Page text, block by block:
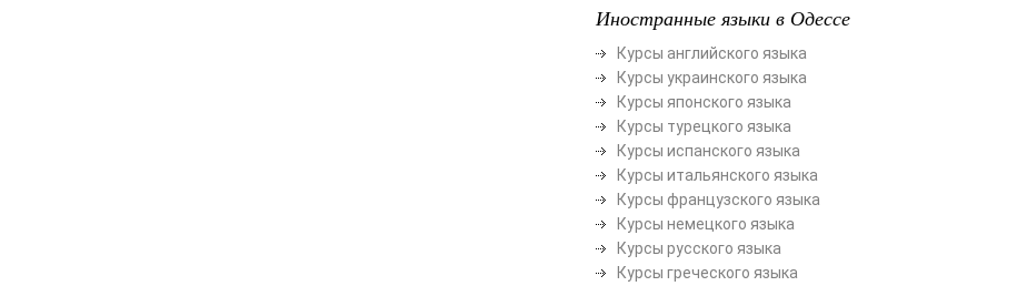
Иностранные языки в Одессе
Курсы английского языка
Курсы украинского языка
Курсы японского языка
Курсы турецкого языка
Курсы испанского языка
Курсы итальянского языка
Курсы французского языка
Курсы немецкого языка
Курсы русского языка
Курсы греческого языка